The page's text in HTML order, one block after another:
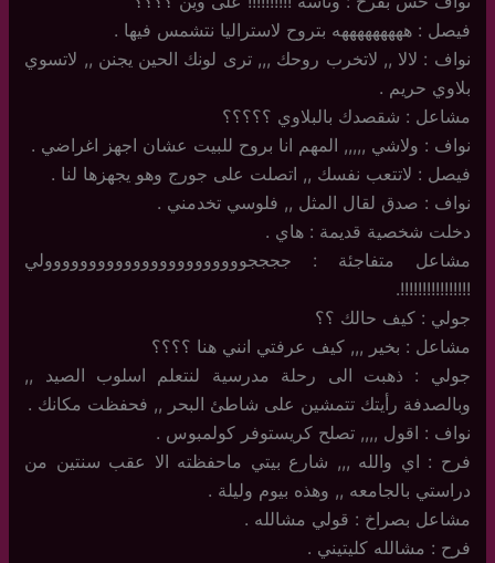
فيصل : هههههههههه بتروح لاستراليا نتشمس فيها .
نواف : لالا ,, لاتخرب روحك ,,, ترى لونك الحين يجنن ,, لاتسوي
بلاوي حريم .
مشاعل : شقصدك بالبلاوي ؟؟؟؟؟
نواف : ولاشي ,,,,, المهم انا بروح للبيت عشان اجهز اغراضي .
فيصل : لاتتعب نفسك ,, اتصلت على جورج وهو يجهزها لنا .
نواف : صدق لقال المثل ,, فلوسي تخدمني .
دخلت شخصية قديمة : هاي .
مشاعل متفاجئة : ججججووووووووووووووووووووووولي
!!!!!!!!!!!!!!!!.
جولي : كيف حالك ؟؟
مشاعل : بخير ,,, كيف عرفتي انني هنا ؟؟؟؟
جولي : ذهبت الى رحلة مدرسية لنتعلم اسلوب الصيد ,,
وبالصدفة رأيتك تتمشين على شاطئ البحر ,, فحفظت مكانك .
نواف : اقول ,,,, تصلح كريستوفر كولمبوس .
فرح : اي والله ,,, شارع بيتي ماحفظته الا عقب سنتين من
دراستي بالجامعه ,, وهذه بيوم وليلة .
مشاعل بصراخ : قولي مشالله .
فرح : مشالله كليتيني .